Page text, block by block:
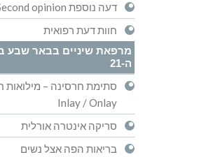
דעה נוספת Second opinion
חוות דעת רפואית
מרפאת שיניים בבאר שבע
ה-21
סתימת חרסינה – מילואות
Inlay / Onlay
סריקה אינטרה אורלית
בריאות הפה אצל נשים